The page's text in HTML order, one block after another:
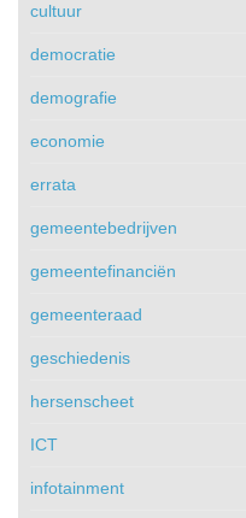
cultuur
democratie
demografie
economie
errata
gemeentebedrijven
gemeentefinanciën
gemeenteraad
geschiedenis
hersenscheet
ICT
infotainment